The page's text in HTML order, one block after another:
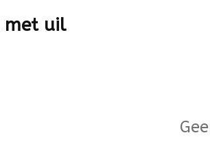
met uil